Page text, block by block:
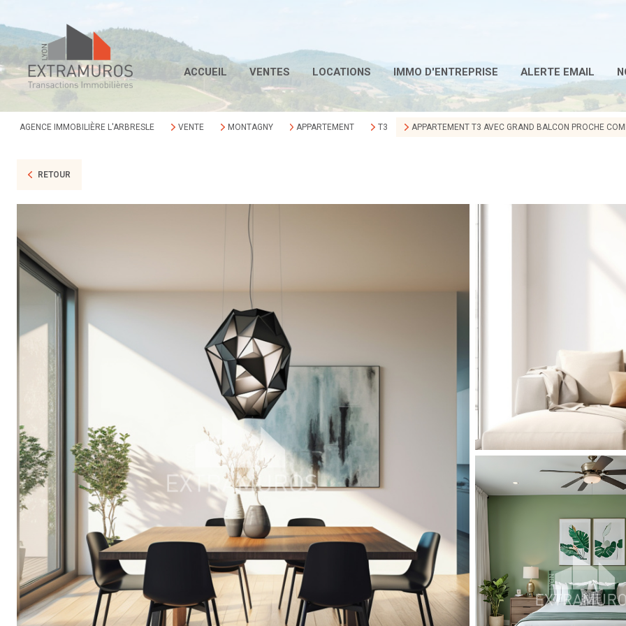
ACCUEIL VENTES LOCATIONS IMMO D'ENTREPRISE ALERTE EMAIL
AGENCE IMMOBILIÈRE L'ARBRESLE VENTE MONTAGNY APPARTEMENT T3 APPARTEMENT T3 AVEC GRAND BALCON PROCHE
RETOUR